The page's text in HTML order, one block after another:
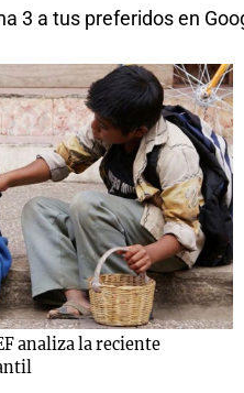
3 a tus preferidos en
analiza la reciente